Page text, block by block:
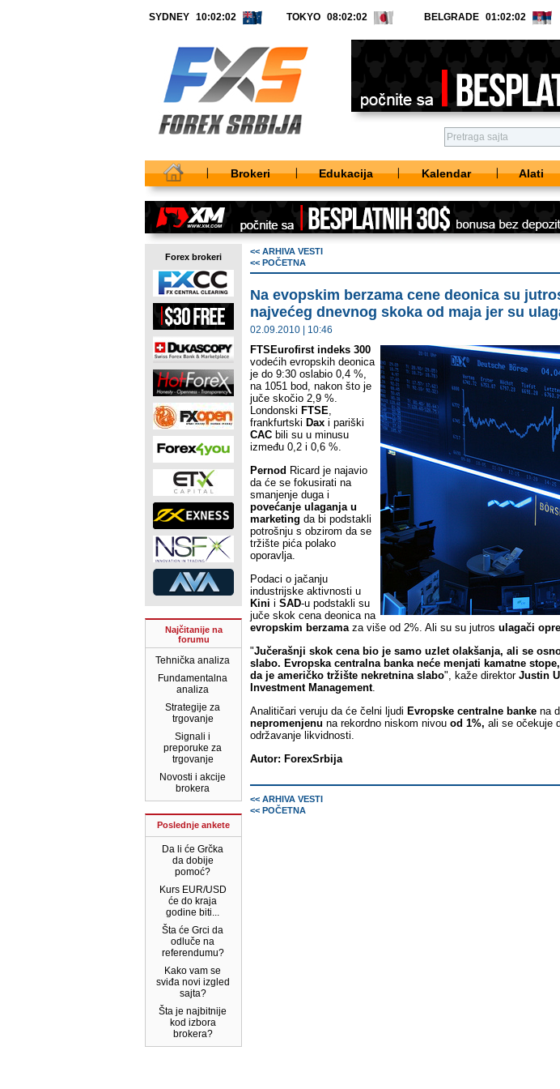
SYDNEY TOKYO BELGRADE
Brokeri Edukacija Kalendar Alati
Forex brokeri
Najčitanije na
forumu
Tehnička analiza
Fundamentalna
analiza
Strategije za
trgovanje
Signali i
preporuke za
trgovanje
Novosti i akcije
brokera
Poslednje ankete
Da li će Grčka
da dobije
pomoć?
Kurs EUR/USD
će do kraja
godine biti...
Šta će Grci da
odluče na
referendumu?
Kako vam se
sviđa novi izgled
sajta?
Šta je najbitnije
kod izbora
brokera?
<< ARHIVA VESTI
<< POČETNA
Na evopskim berzama cene deonica su
najvećeg dnevnog skoka od maja jer su
02.09.2010 | 10:46
FTSEurofirst indeks 300
vodećih evropskih deonica
je do 9:30 oslabio 0,4 %,
na 1051 bod, nakon što je
juče skočio 2,9 %.
Londonski FTSE,
frankfurtski Dax i pariški
CAC bili su u minusu
između 0,2 i 0,6 %.
Pernod Ricard je najavio
da će se fokusirati na
smanjenje duga i
povećanje ulaganja u
marketing da bi podstakli
potrošnju s obzirom da se
tržište pića polako
oporavlja.
Podaci o jačanju
industrijske aktivnosti u
Kini i SAD-u podstakli su
juče skok cena deonica na
evropskim berzama za više od 2%. Ali su su jutros ulagači
"Jučerašnji skok cena bio je samo uzlet olakšanja, ali se
slabo. Evropska centralna bankaneće menjati kamatne
da je američko tržište nekretnina slabo", kaže direktor Justin
Investment Management.
Analitičari veruju da će čelni ljudi Evropske centralne banke na
nepromenjenu na rekordno niskom nivou od 1%, ali se očekuje
održavanje likvidnosti.
Autor: ForexSrbija
<< ARHIVA VESTI
<< POČETNA